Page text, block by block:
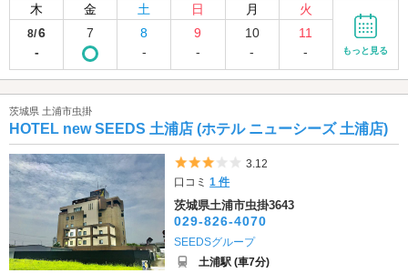
木 金 土 日 月 火
8/6
-
7
8
-
9
-
10
-
11
-
もっと見る
茨城県 土浦市虫掛
HOTEL new SEEDS 土浦店 (ホテル ニューシーズ 土浦店)
5つ星のうち3
3.12
口コミ1 件
茨城県土浦市虫掛3643
029-826-4070
SEEDSグループ
土浦駅 (車7分)